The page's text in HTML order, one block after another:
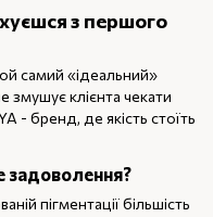
з першого
самий «ідеальний»
змушує клієнта чекати
- бренд, де якість стоїть
задоволення?
пігментації більшість